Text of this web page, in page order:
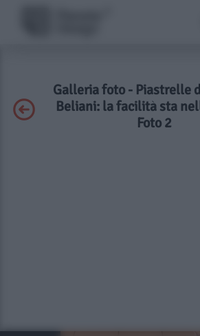
Galleria foto - Piastrelle
Beliani: la facilità sta
Foto 2